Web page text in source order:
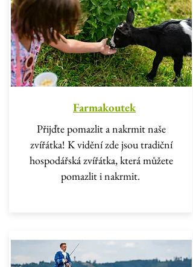
Farmakoutek
Přijďte pomazlit a nakrmit naše
zvířátka! K vidění zde jsou tradiční
hospodářská zvířátka, která můžete
pomazlit i nakrmit.